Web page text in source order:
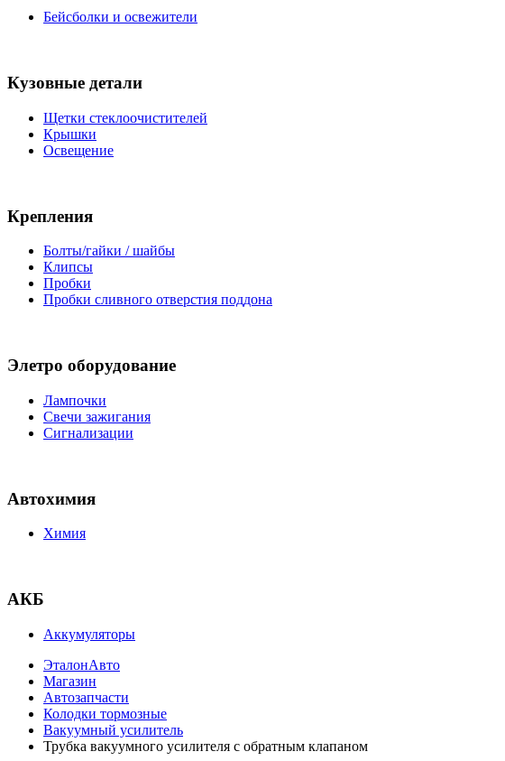
Бейсболки и освежители
Кузовные детали
Щетки стеклоочистителей
Крышки
Освещение
Крепления
Болты/гайки / шайбы
Клипсы
Пробки
Пробки сливного отверстия поддона
Элетро оборудование
Лампочки
Свечи зажигания
Сигнализации
Автохимия
Химия
АКБ
Аккумуляторы
ЭталонАвто
Магазин
Автозапчасти
Колодки тормозные
Вакуумный усилитель
Трубка вакуумного усилителя с обратным клапаном